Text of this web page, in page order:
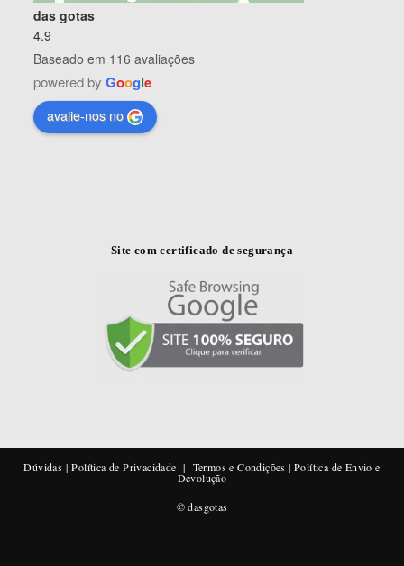
das gotas
4.9
Baseado em 116 avaliações
powered byGoogle
avalie-nos no
Site com certificado de segurança
Dúvidas |Política de Privacidade | Termos e Condições | Política de Envio e
Devolução
© dasgotas